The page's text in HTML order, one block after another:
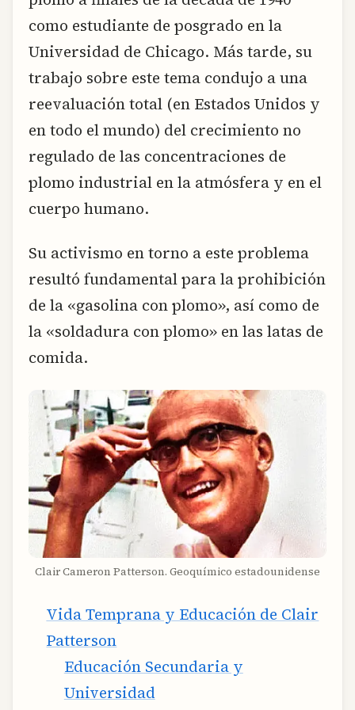
como estudiante de posgrado en la
Universidad de Chicago. Más tarde, su
trabajo sobre este tema condujo a una
reevaluación total (en Estados Unidos y
en todo el mundo) del crecimiento no
regulado de las concentraciones de
plomo industrial en la atmósfera y en el
cuerpo humano.
Su activismo en torno a este problema
resultó fundamental para la prohibición
de la «gasolina con plomo», así como de
la «soldadura con plomo» en las latas de
comida.
Clair Cameron Patterson. Geoquímico estadounidense
Vida Temprana y Educación de Clair
Patterson
Educación Secundaria y
Universidad